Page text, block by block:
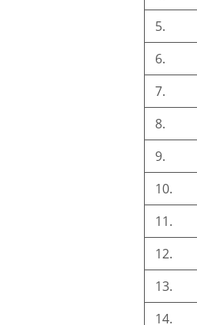
5.
6.
7.
8.
9.
10.
11.
12.
13.
14.